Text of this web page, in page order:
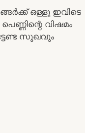
ഒള്ളു ഇവിടെ
വിഷമം
സുഖവും